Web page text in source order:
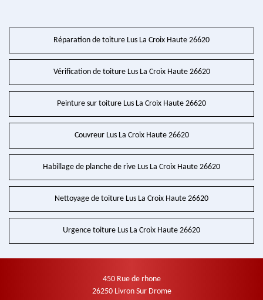
Réparation de toiture Lus La Croix Haute 26620
Vérification de toiture Lus La Croix Haute 26620
Peinture sur toiture Lus La Croix Haute 26620
Couvreur Lus La Croix Haute 26620
Habillage de planche de rive Lus La Croix Haute 26620
Nettoyage de toiture Lus La Croix Haute 26620
Urgence toiture Lus La Croix Haute 26620
450 Rue de rhone
26250 Livron Sur Drome